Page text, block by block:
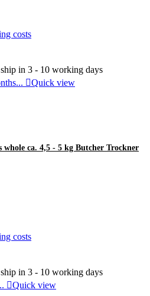
costs
in 3 - 10 working days
Quick view
whole ca. 4,5 - 5 kg Butcher Trockner
costs
in 3 - 10 working days
Quick view